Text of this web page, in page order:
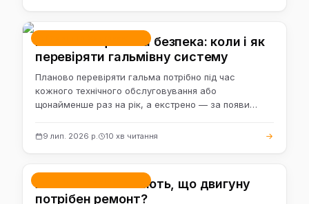
Гальма — це ваша безпека: коли і як
перевіряти гальмівну систему
Планово перевіряти гальма потрібно під час
кожного технічного обслуговування або
щонайменше раз на рік, а екстрено — за появи…
9 лип. 2026 р. 10 хв читання
Які ознаки означають, що двигуну
потрібен ремонт?